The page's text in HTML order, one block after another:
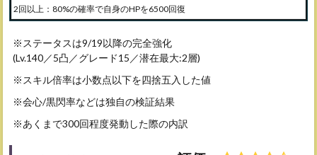
2回以上：80%の確率で自身のHPを6500回復
※ステータスは9/19以降の完全強化
(Lv.140／5凸／グレード15／潜在最大:2層)
※スキル倍率は小数点以下を四捨五入した値
※会心/黒閃率などは独自の検証結果
※あくまで300回程度発動した際の内訳